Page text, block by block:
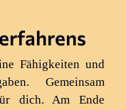
Fähigkeiten und
Gemeinsam
dich. Am Ende